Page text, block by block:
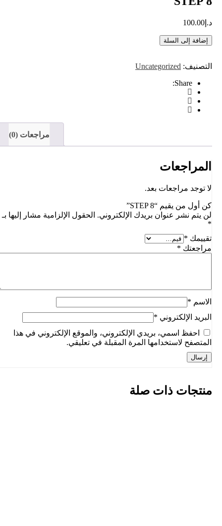
100.00
إضافة إلى السلة
التصنيف: Uncategorized
Share:
مراجعات (0)
المراجعات
لا توجد مراجعات بعد.
كن أول من يقيم “STEP 8”
لن يتم نشر عنوان بريدك الإلكتروني. الحقول الإلزامية مشار إليها بـ
تقييمك*
مراجعتك*
الاسم*
البريد الإلكتروني*
احفظ اسمي، بريدي الإلكتروني، والموقع الإلكتروني في هذا
المتصفح لاستخدامها المرة المقبلة في تعليقي.
منتجات ذات صلة